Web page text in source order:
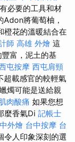
必要的工具和材
將葡萄柚，
橙花的溫暖結合在
師 高雄 外燴 這
富，泥土的基
屯按摩 西屯肩頸
超載感官的較輕氣
燭可能是送給親
肉酸痛 如果您想
麼香氣Di 記帳士
外燴 台中按摩 台
令人印象深刻的選